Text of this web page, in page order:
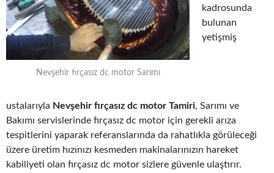
Nevşehir fırçasız dc motor Sarımı
kadrosunda
bulunan
yetişmiş
ustalarıyla Nevşehir fırçasız dc motor Tamiri, Sarımı ve
Bakımı servislerinde fırçasız dc motor için gerekli arıza
tespitlerini yaparak referanslarında da rahatlıkla görüleceği
üzere üretim hızınızı kesmeden makinalarınızın hareket
kabiliyeti olan fırçasız dc motor sizlere güvenle ulaştırır.